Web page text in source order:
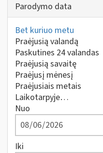
Parodymo data
Bet kuriuo metu
Praėjusią valandą
Paskutines 24 valandas
Praėjusią savaitę
Praėjusį mėnesį
Praėjusiais metais
Laikotarpyje…
Nuo
Iki